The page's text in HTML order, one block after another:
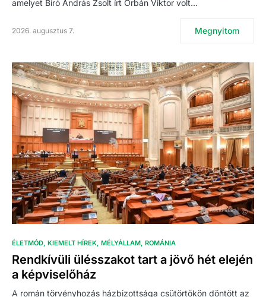
amelyet Bíró András Zsolt írt Orbán Viktor volt…
2026. augusztus 7. Megnyitom
ÉLETMÓD KIEMELT HÍREK MÉLYÁLLAM ROMÁNIA
Rendkívüli ülésszakot tart a jövő hét elején
a képviselőház
A román törvényhozás házbizottsága csütörtökön döntött az